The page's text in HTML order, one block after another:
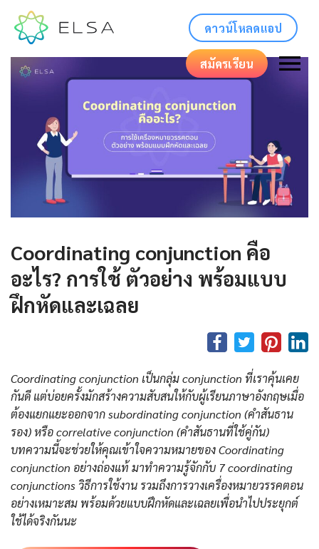
ดาวน์โหลดแอป
สมัครเรียน
Coordinating conjunction คือ
อะไร? การใช้ ตัวอย่าง พร้อมแบบ
ฝึกหัดและเฉลย
Coordinating conjunction เป็นกลุ่ม conjunction ที่เราคุ้นเคย
กันดี แต่บ่อยครั้งมักสร้างความสับสนให้กับผู้เรียนภาษาอังกฤษเมื่อ
ต้องแยกแยะออกจาก subordinating conjunction (คำสันธาน
รอง) หรือ correlative conjunction (คำสันธานที่ใช้คู่กัน)
บทความนี้จะช่วยให้คุณเข้าใจความหมายของ Coordinating
conjunction อย่างถ่องแท้ มาทำความรู้จักกับ 7 coordinating
conjunctions วิธีการใช้งาน รวมถึงการวางเครื่องหมายวรรคตอน
อย่างเหมาะสม พร้อมด้วยแบบฝึกหัดและเฉลยเพื่อนำไปประยุกต์
ใช้ได้จริงกันนะ